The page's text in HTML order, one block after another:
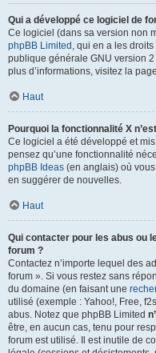
Qui a développé ce logiciel de
Ce logiciel (dans sa version non
phpBB Limited , qui en a les
publique générale GNU version
plus d’informations, visitez la
Haut
Pourquoi la fonctionnalité X
Ce logiciel a été développé et
pensez qu’une fonctionnalité
phpBB Ideas (en anglais) où
en suggérer de nouvelles.
Haut
Qui contacter pour les abus ou
forum ?
Contactez n’importe lequel des
forum ». Si vous restez sans
du domaine (en faisant une
utilisé (exemple : Yahoo!, Free,
abus. Notez que phpBB Limited
être, en aucun cas, tenu pour
forum est utilisé. Il est inutile de